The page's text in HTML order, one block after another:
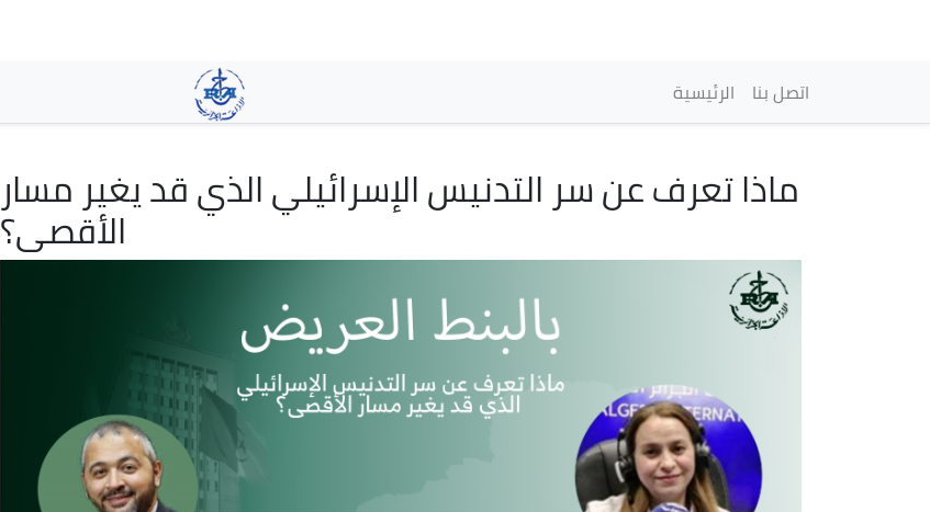
main
content
Main navigation
الرئيسية اتصل بنا
ماذا تعرف عن سر التدنيس الإسرائيلي الذي قد يغير مسار
الأقصى؟
Image